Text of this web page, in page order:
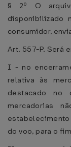
§ 2º O
disponibilizado
consumidor,
Art. 557-P. Será
I - no
relativa às
destacado no
mercadorias
do voo, para o